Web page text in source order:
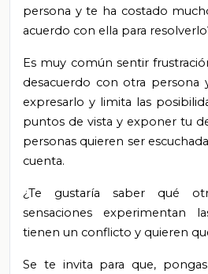
persona y te ha costado
acuerdo con ella para
Es muy común sentir
desacuerdo con otra
expresarlo y limita las
puntos de vista y exponer tu
personas quieren ser
cuenta.
¿Te gustaría saber qué
sensaciones experimentan
tienen un conflicto y quieren
Se te invita para que,